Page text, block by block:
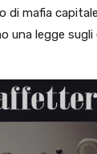
di mafia
una legge